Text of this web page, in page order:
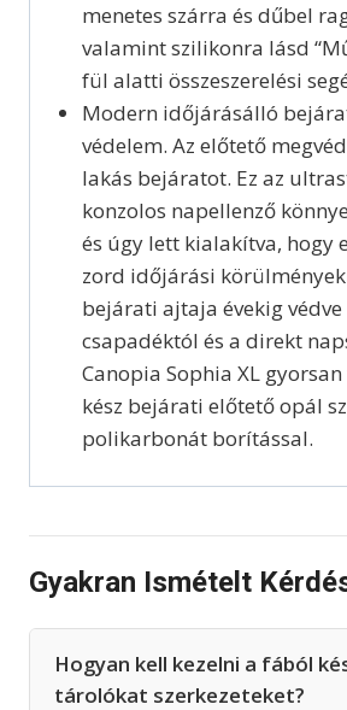
menetes szárra és dűbel
valamint szilikonra lásd
fül alatti összeszerelési
Modern időjárásálló
védelem. Az előtető
lakás bejáratot. Ez az
konzolos napellenző
és úgy lett kialakítva, hogy
zord időjárási
bejárati ajtaja évekig védve
csapadéktól és a direkt
Canopia Sophia XL
kész bejárati előtető opál
polikarbonát borítással.
Gyakran Ismételt
Hogyan kell kezelni a fából
tárolókat szerkezeteket?